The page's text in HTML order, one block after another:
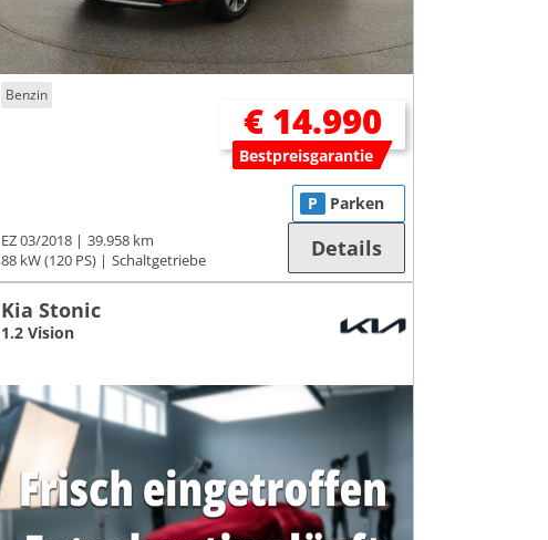
Benzin
€ 14.990
Bestpreisgarantie
EZ 03/2018
39.958 km
88 kW (120 PS)
Schaltgetriebe
P Parken
Details
Kia Stonic
1.2 Vision